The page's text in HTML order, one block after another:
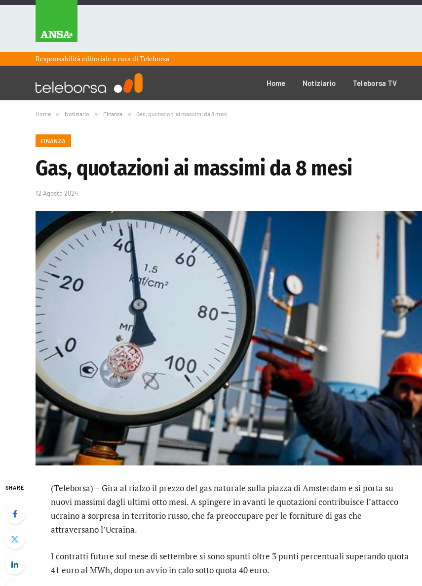
Responsabilità editoriale a cura diTeleborsa
Home Notiziario Teleborsa TV
Home » Notiziario » Finanza » Gas, quotazioni ai massimi da 8 mesi
FINANZA
Gas, quotazioni ai massimi da 8 mesi
12 Agosto 2024
SHARE
(Teleborsa) – Gira al rialzo il prezzo del gas naturale sulla piazza di Amsterdam e si porta su
nuovi massimi dagli ultimi otto mesi. A spingere in avanti le quotazioni contribuisce l’attacco
ucraino a sorpresa in territorio russo, che fa preoccupare per le forniture di gas che
attraversano l’Ucraina.
I contratti future sul mese di settembre si sono spunti oltre 3 punti percentuali superando quota
41 euro al MWh, dopo un avvio in calo sotto quota 40 euro.